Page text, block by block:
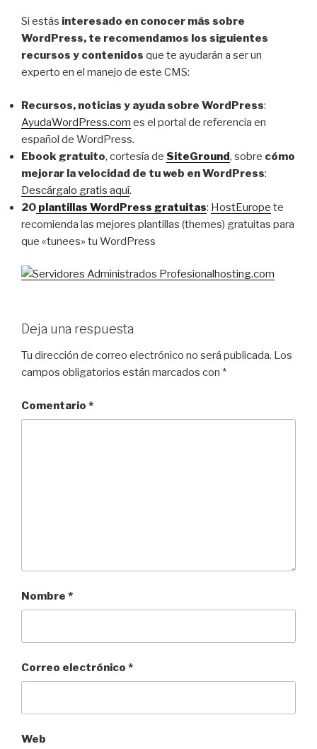
Si estás interesado en conocer más sobre
WordPress, te recomendamos los siguientes
recursos y contenidos que te ayudarán a ser un
experto en el manejo de este CMS:
Recursos, noticias y ayuda sobre WordPress:
AyudaWordPress.com es el portal de referencia en
español de WordPress.
Ebook gratuito, cortesía de SiteGround, sobre cómo
mejorar la velocidad de tu web en WordPress:
Descárgalo gratis aquí.
20 plantillas WordPress gratuitas: HostEurope te
recomienda las mejores plantillas (themes) gratuitas para
que «tunees» tu WordPress
Deja una respuesta
Tu dirección de correo electrónico no será publicada. Los
campos obligatorios están marcados con *
Comentario *
Nombre *
Correo electrónico *
Web